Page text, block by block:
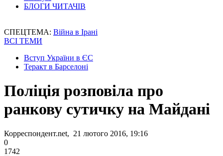
БЛОГИ ЧИТАЧІВ
СПЕЦТЕМА: Війна в Ірані
ВСІ ТЕМИ
Вступ України в ЄС
Теракт в Барселоні
Поліція розповіла про
ранкову сутичку на Майдані
Корреспондент.net, 21 лютого 2016, 19:16
0
1742